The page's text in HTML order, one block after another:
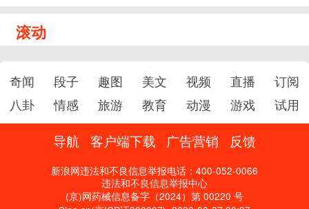
滚动
奇闻 段子 趣图 美文 视频 直播
订阅
八卦
情感 旅游 教育 动漫 游戏 试用
导航 客户端下载 广告营销 反馈
新浪网违法和不良信息举报电话：400-052-0066
违法和不良信息举报中心
(京)网药械信息备字（2024）第 00220 号